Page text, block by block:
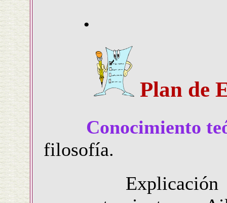
Plan de
Conocimiento
filosofía.
Explicación